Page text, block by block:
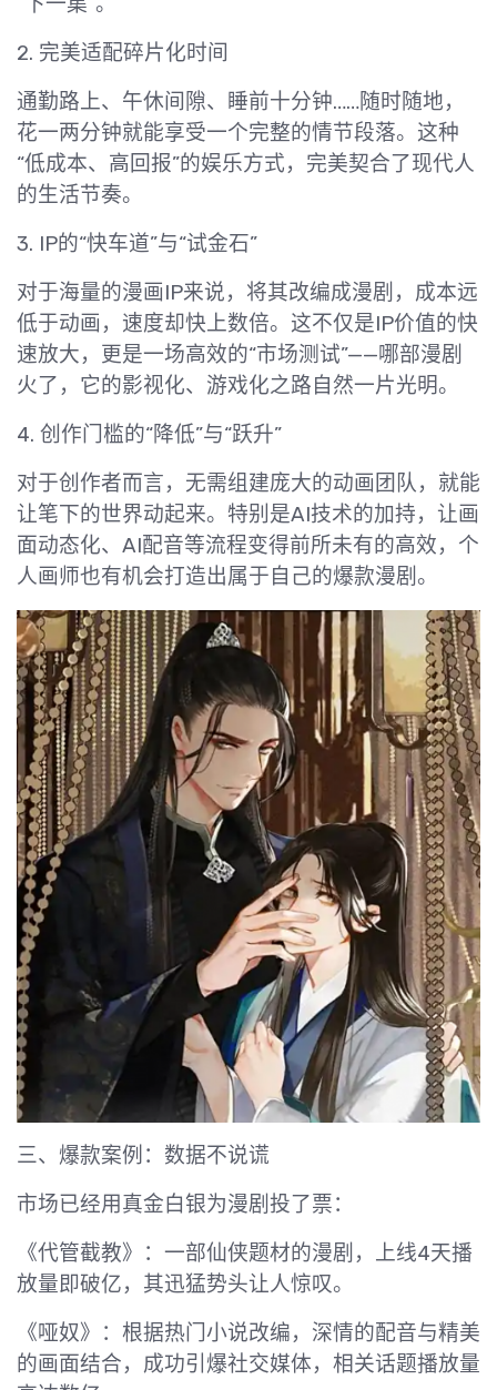
2. 完美适配碎片化时间
通勤路上、午休间隙、睡前十分钟……随时随地，
花一两分钟就能享受一个完整的情节段落。这种
“低成本、高回报”的娱乐方式，完美契合了现代人
的生活节奏。
3. IP的“快车道”与“试金石”
对于海量的漫画IP来说，将其改编成漫剧，成本远
低于动画，速度却快上数倍。这不仅是IP价值的快
速放大，更是一场高效的“市场测试”——哪部漫剧
火了，它的影视化、游戏化之路自然一片光明。
4. 创作门槛的“降低”与“跃升”
对于创作者而言，无需组建庞大的动画团队，就能
让笔下的世界动起来。特别是AI技术的加持，让画
面动态化、AI配音等流程变得前所未有的高效，个
人画师也有机会打造出属于自己的爆款漫剧。
三、爆款案例：数据不说谎
市场已经用真金白银为漫剧投了票：
《代管截教》：一部仙侠题材的漫剧，上线4天播
放量即破亿，其迅猛势头让人惊叹。
《哑奴》：根据热门小说改编，深情的配音与精美
的画面结合，成功引爆社交媒体，相关话题播放量